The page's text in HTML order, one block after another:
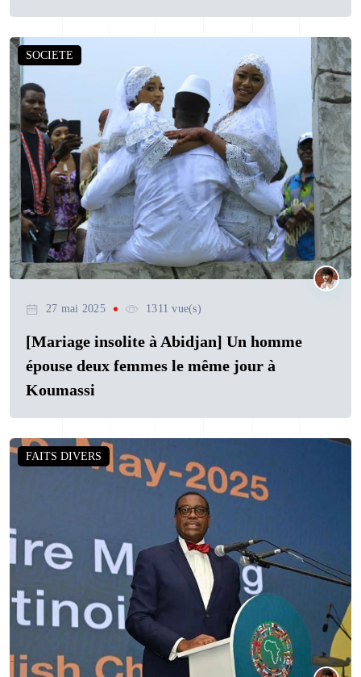
SOCIETE
27 mai 2025 1311 vue(s)
[Mariage insolite à Abidjan] Un homme
épouse deux femmes le même jour à
Koumassi
FAITS DIVERS